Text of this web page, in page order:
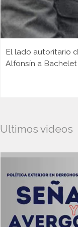
El lado autoritario
Alfonsín a Bachelet
Ultimos videos